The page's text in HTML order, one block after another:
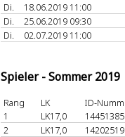
Di.
18.06.2019 11:00
Di.
25.06.2019 09:30
Di.
02.07.2019 11:00
Spieler - Sommer 2019
Rang LK ID-
1
LK17,0 14451385
2
LK17,0 14202519